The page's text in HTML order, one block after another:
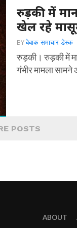
रुड़की में
खेल रहे
BYबेबाक समाचार डेस्क
रुड़की। रुड़की में
गंभीर मामला
POSTS
ABOUT